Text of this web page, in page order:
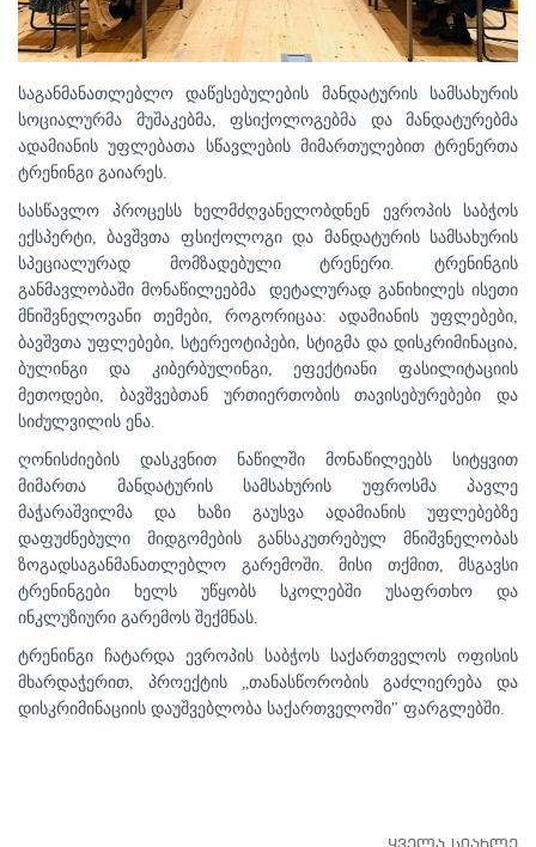
საგანმანათლებლო დაწესებულების მანდატურის სამსახურის
სოციალურმა მუშაკებმა, ფსიქოლოგებმა და მანდატურებმა
ადამიანის უფლებათა სწავლების მიმართულებით ტრენერთა
ტრენინგი გაიარეს.
სასწავლო პროცესს ხელმძღვანელობდნენ ევროპის საბჭოს
ექსპერტი, ბავშვთა ფსიქოლოგი და მანდატურის სამსახურის
სპეციალურად მომზადებული ტრენერი. ტრენინგის
განმავლობაში მონაწილეებმა დეტალურად განიხილეს ისეთი
მნიშვნელოვანი თემები, როგორიცაა: ადამიანის უფლებები,
ბავშვთა უფლებები, სტერეოტიპები, სტიგმა და დისკრიმინაცია,
ბულინგი და კიბერბულინგი, ეფექტიანი ფასილიტაციის
მეთოდები, ბავშვებთან ურთიერთობის თავისებურებები და
სიძულვილის ენა.
ღონისძიების დასკვნით ნაწილში მონაწილეებს სიტყვით
მიმართა მანდატურის სამსახურის უფროსმა პავლე
მაჭარაშვილმა და ხაზი გაუსვა ადამიანის უფლებებზე
დაფუძნებული მიდგომების განსაკუთრებულ მნიშვნელობას
ზოგადსაგანმანათლებლო გარემოში. მისი თქმით, მსგავსი
ტრენინგები ხელს უწყობს სკოლებში უსაფრთხო და
ინკლუზიური გარემოს შექმნას.
ტრენინგი ჩატარდა ევროპის საბჭოს საქართველოს ოფისის
მხარდაჭერით, პროექტის „თანასწორობის გაძლიერება და
დისკრიმინაციის დაუშვებლობა საქართველოში" ფარგლებში.